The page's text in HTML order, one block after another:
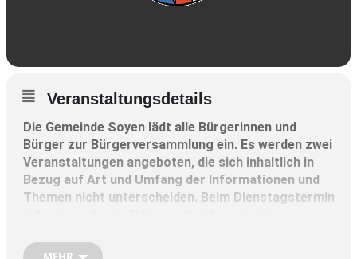
Veranstaltungsdetails
Die Gemeinde Soyen lädt alle Bürgerinnen und
Bürger zur Bürgerversammlung ein. Es werden zwei
Veranstaltungen angeboten, die sich inhaltlich in
Bezug auf Art und Umfang der Informationen und
Themen nicht unterscheiden. Beim Dienstagstermin
beruflichen Leistungen geehrt, die anderen